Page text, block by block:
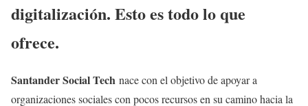
digitalización. Esto es todo lo que
ofrece.
Santander Social Tech nace con el objetivo de apoyar a
organizaciones sociales con pocos recursos en su camino hacia la